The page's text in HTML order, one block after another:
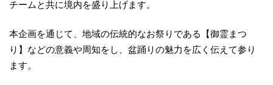
チームと共に境内を盛り上げます。
本企画を通じて、地域の伝統的なお祭りである【御霊まつ
り】などの意義や周知をし、盆踊りの魅力を広く伝えて参り
ます。